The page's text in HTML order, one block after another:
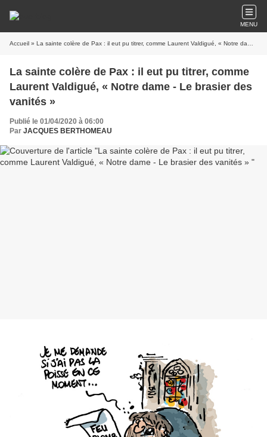
MENU
Accueil » La sainte colère de Pax : il eut pu titrer, comme Laurent Valdigué, « Notre dame - Le brasier des vanités »
La sainte colère de Pax : il eut pu titrer, comme
Laurent Valdigué, « Notre dame - Le brasier des
vanités »
Publié le 01/04/2020 à 06:00
Par JACQUES BERTHOMEAU